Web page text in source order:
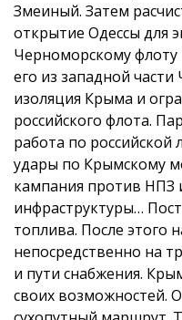
Змеиный. Затем
открытие Одессы для
Черноморскому флоту
его из западной
изоляция Крыма и
российского флота.
работа по российской
удары по Крымскому
кампания против НПЗ
инфраструктуры…
топлива. После этого
непосредственно на
и пути снабжения.
своих возможностей.